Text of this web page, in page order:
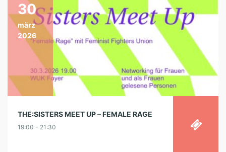
30
märz
2026
THE:SISTERS MEET UP – FEMALE RAGE
19:00 - 21:30